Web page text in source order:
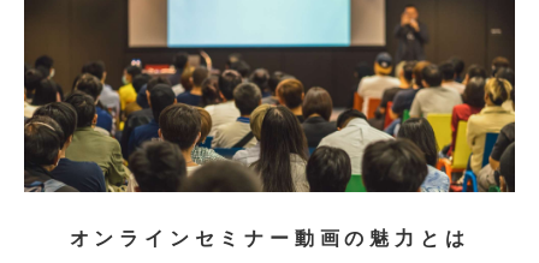
オンラインセミナー動画の魅力とは